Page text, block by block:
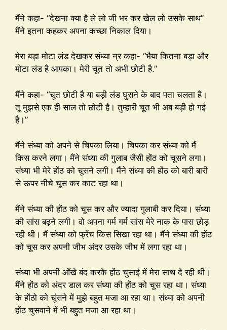
मैंने कहा- “देखना क्या है ले लो जी भर कर खेल लो उसके साथ”
मैंने इतना कहकर अपना कच्छा निकाल दिया।
मेरा बड़ा मोटा लंड देखकर संध्या न्र कहा- “भैया कितना बड़ा और
मोटा लंड है आपका। मेरी चूत तो अभी छोटी है.”
मैंने कहा- “चूत छोटी है या बड़ी लंड घुसने के बाद पता चलता है।
तू मुझसे एक ही साल तो छोटी है। तुम्हारी चूत भी अब बड़ी हो गई
है।”
मैंने संध्या को अपने से चिपका लिया। चिपका कर संध्या को मैं
किस करने लगा। मैंने संध्या की गुलाब जैसी होंठ को चूसने लगा।
संध्या भी मेरे होंठ को चूसने लगी। मैंने संध्या की होंठ को बारी बारी
से ऊपर नीचे चूस कर काट रहा था।
मैंने संध्या की होंठ को चूस कर और ज्यादा गुलाबी कर दिया। संध्या
की सांस बढ़ने लगी। वो अपना गर्म गर्म सांस मेरे नाक के पास छोड़
रही थी। मैं संध्या को फ्रेंच किस सिखा रहा था। मैंने संध्या की होंठ
को चूस कर अपनी जीभ अंदर उसके जीभ में लगा रहा था।
संध्या भी अपनी आँखे बंद करके होंठ चुसाई में मेरा साथ दे रही थी।
मैंने होंठ को अंदर डाल कर संध्या की होंठ को चूस रहा था। संध्या
के होंठो को चूंसने में मुझे बहुत मजा आ रहा था। संध्या को अपनी
होंठ चुसवाने में भी बहुत मजा आ रहा था।